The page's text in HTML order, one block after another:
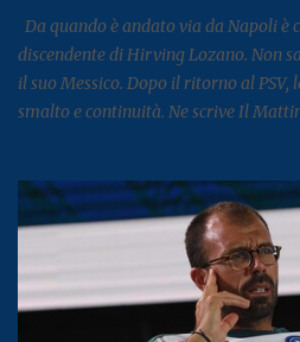
proviene infatt...
Da quando è andato via da Napoli è
discendente di Hirving Lozano. Non
il suo Messico. Dopo il ritorno al
smalto e continuità. Ne scrive Il
all’anno ) fino almeno al 2028.
gol e 8 assist in 27 partite. Tutto è
quando il club americano ha
già potuto cercarsi una soluzione
calciatore e dal suo entourage. In